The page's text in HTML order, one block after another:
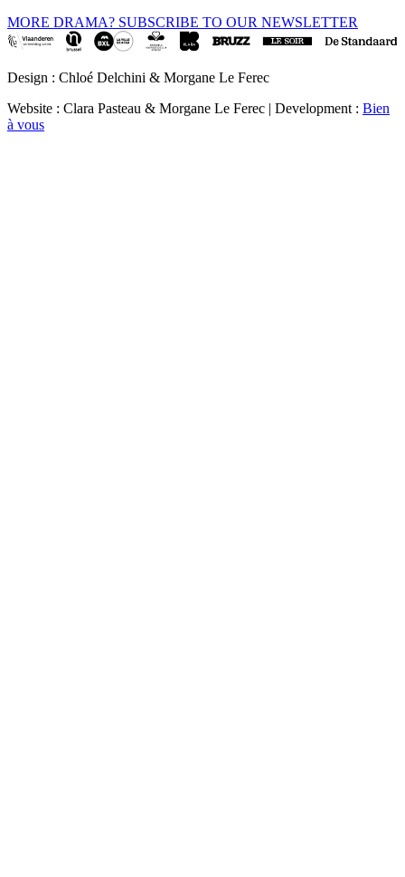
MORE DRAMA? SUBSCRIBE TO OUR NEWSLETTER
Design : Chloé Delchini & Morgane Le Ferec
Website : Clara Pasteau & Morgane Le Ferec | Development : Bien
à vous